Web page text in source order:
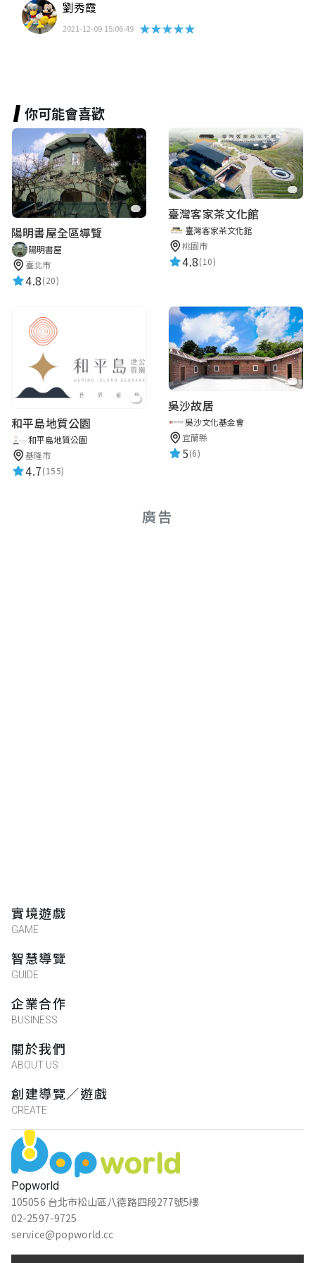
劉秀霞
2021-12-09 15:06:49 ★★★★★
你可能會喜歡
陽明書屋全區導覽
陽明書屋
臺北市
4.8(20)
臺灣客家茶文化館
臺灣客家茶文化館
桃園市
4.8(10)
和平島地質公園
和平島地質公園
基隆市
4.7(155)
吳沙故居
吳沙文化基金會
宜蘭縣
5(6)
廣告
Popworld
105056 台北市松山區八德路四段277號5樓
02-2597-9725
service@popworld.cc
實境遊戲
GAME
智慧導覽
GUIDE
企業合作
BUSINESS
關於我們
ABOUT US
創建導覽／遊戲
CREATE